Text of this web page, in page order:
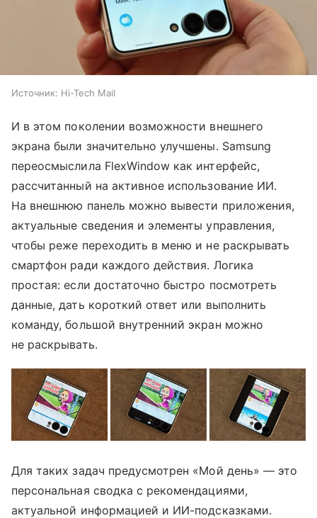
Источник: Hi-Tech Mail
И в этом поколении возможности внешнего
экрана были значительно улучшены. Samsung
переосмыслила FlexWindow как интерфейс,
рассчитанный на активное использование ИИ.
На внешнюю панель можно вывести приложения,
актуальные сведения и элементы управления,
чтобы реже переходить в меню и не раскрывать
смартфон ради каждого действия. Логика
простая: если достаточно быстро посмотреть
данные, дать короткий ответ или выполнить
команду, большой внутренний экран можно
не раскрывать.
Для таких задач предусмотрен «Мой день» — это
персональная сводка с рекомендациями,
актуальной информацией и ИИ-подсказками.